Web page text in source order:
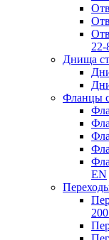
22-
Днища
Фланцы
EN